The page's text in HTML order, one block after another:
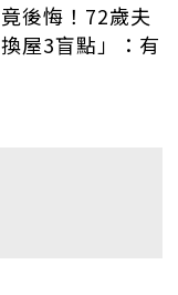
後悔！72歲夫
屋3盲點」：有